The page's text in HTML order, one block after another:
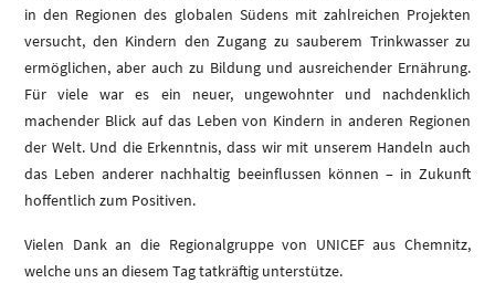
in den Regionen des globalen Südens mit zahlreichen Projekten
versucht, den Kindern den Zugang zu sauberem Trinkwasser zu
ermöglichen, aber auch zu Bildung und ausreichender Ernährung.
Für viele war es ein neuer, ungewohnter und nachdenklich
machender Blick auf das Leben von Kindern in anderen Regionen
der Welt. Und die Erkenntnis, dass wir mit unserem Handeln auch
das Leben anderer nachhaltig beeinflussen können – in Zukunft
hoffentlich zum Positiven.
Vielen Dank an die Regionalgruppe von UNICEF aus Chemnitz,
welche uns an diesem Tag tatkräftig unterstütze.